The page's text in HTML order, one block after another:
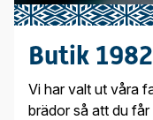
Butik 1982
Vi har valt ut våra
brädor så att du